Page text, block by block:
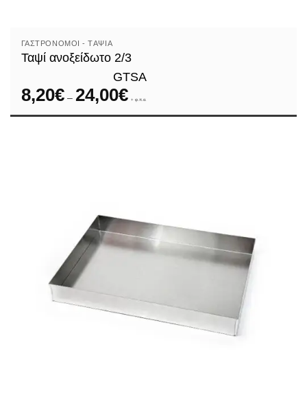
ΓΑΣΤΡΟΝΌΜΟΙ - TΑΨΙΆ
Ταψί ανοξείδωτο 2/3
GTSA
8,20€ – 24,00€Price
range:
through
+ φ.π.α.